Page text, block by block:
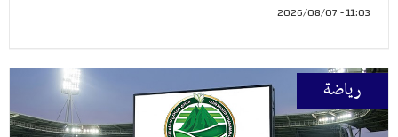
11:03 - 2026/08/07
رياضة